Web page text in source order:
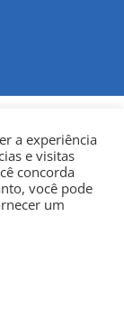
Universitário
a experiência
e visitas
concorda
você pode
um